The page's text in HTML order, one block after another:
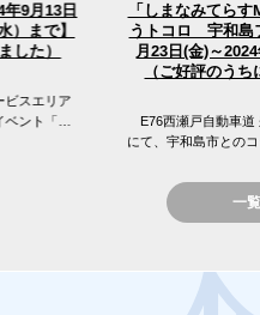
9月13日
）まで】
した）
スエリア
ント「え
「しまなみてら
うトコロ 宇和島
月23日(金)～
（ご好評のうち
E76西瀬戸自動車道
にて、宇和島市との
ロ 宇和島フェア〜
一